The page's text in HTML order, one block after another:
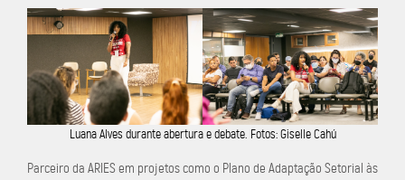
Luana Alves durante abertura e debate. Fotos: Giselle Cahú
Parceiro da ARIES em projetos como o Plano de Adaptação Setorial às